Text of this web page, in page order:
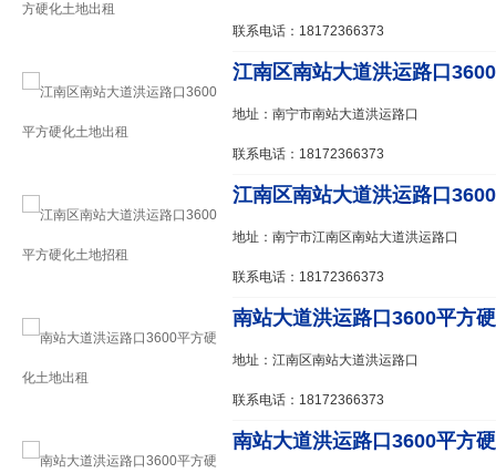
联系电话：18172366373
江南区南站大道洪运路口
地址：南宁市南站大道洪运路口
联系电话：18172366373
江南区南站大道洪运路口
地址：南宁市江南区南站大道洪运路口
联系电话：18172366373
南站大道洪运路口3600平方
地址：江南区南站大道洪运路口
联系电话：18172366373
南站大道洪运路口3600平方